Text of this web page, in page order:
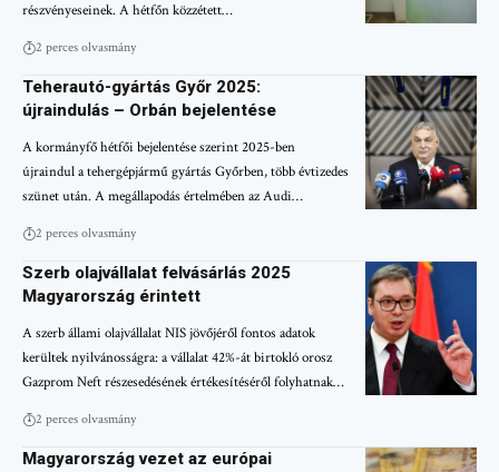
részvényeseinek. A hétfőn közzétett…
2 perces olvasmány
Teherautó-gyártás Győr 2025:
újraindulás – Orbán bejelentése
A kormányfő hétfői bejelentése szerint 2025-ben
újraindul a tehergépjármű gyártás Győrben, több évtizedes
szünet után. A megállapodás értelmében az Audi…
2 perces olvasmány
Szerb olajvállalat felvásárlás 2025
Magyarország érintett
A szerb állami olajvállalat NIS jövőjéről fontos adatok
kerültek nyilvánosságra: a vállalat 42%-át birtokló orosz
Gazprom Neft részesedésének értékesítéséről folyhatnak…
2 perces olvasmány
Magyarország vezet az európai